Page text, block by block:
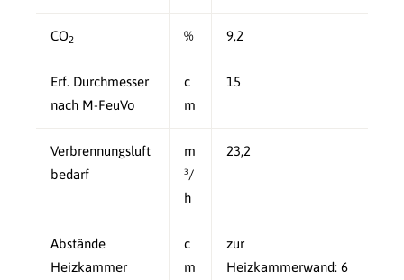
CO2 % 9,2
Erf. Durchmesser
nach M-FeuVo
c
m
15
Verbrennungsluft
bedarf
m
³/
h
23,2
Abstände
Heizkammer
c
m
zur
Heizkammerwand: 6